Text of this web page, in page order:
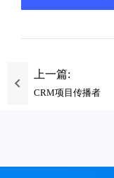
上一篇:
CRM项目传播者